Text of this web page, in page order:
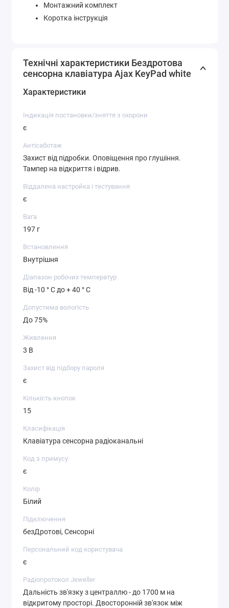
Монтажний комплект
Коротка інструкція
Технічні характеристики Бездротова
сенсорна клавіатура Ajax KeyPad white
Характеристики
Індикація постановки/зняття з охорони
є
Антісаботаж
Захист від підробки. Оповіщення про глушіння.
Тампер на відкриття і відрив.
Віддалена настройка і тестування
є
Вага
197 г
Встановлення
Внутрішня
Діапазон робочих температур
Від -10 ° С до + 40 ° С
Допустима вологість
До 75%
Живлення
3 В
Захист від підбору пароля
є
Кількість кнопок
15
Класифікація
Клавіатура сенсорна радіоканальні
Код з примусу
є
Колір
Білий
Підключення
безДротові, Сенсорні
Персональний код користувача
є
Радіопротокол Jeweller
Дальність зв'язку з централлю - до 1700 м на
відкритому просторі. Двосторонній зв'язок між